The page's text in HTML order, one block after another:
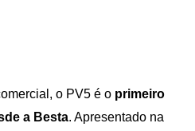
o PV5 é o primeiro
a Besta. Apresentado na